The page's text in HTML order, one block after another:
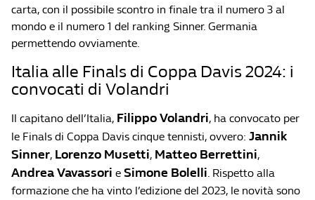
carta, con il possibile scontro in finale tra il numero 3 al
mondo e il numero 1 del ranking Sinner. Germania
permettendo ovviamente.
Italia alle Finals di Coppa Davis 2024: i
convocati di Volandri
Il capitano dell’Italia, Filippo Volandri, ha convocato per
le Finals di Coppa Davis cinque tennisti, ovvero: Jannik
Sinner, Lorenzo Musetti, Matteo Berrettini,
Andrea Vavassori e Simone Bolelli. Rispetto alla
formazione che ha vinto l’edizione del 2023, le novità sono